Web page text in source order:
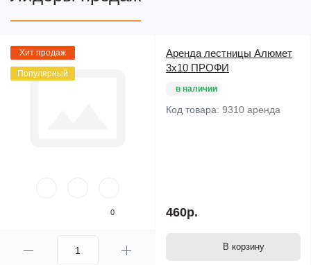
Хит продаж
Популярный
0
Аренда лестницы Алюмет
3х10 ПРОФИ
в наличии
Код товара: 9310 аренда
460р.
В корзину